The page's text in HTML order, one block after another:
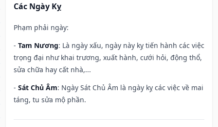
Các Ngày Kỵ
Phạm phải ngày:
- Tam Nương: Là ngày xấu, ngày này kỵ tiến hành các việc
trọng đại như khai trương, xuất hành, cưới hỏi, động thổ,
sửa chữa hay cất nhà,...
- Sát Chủ Âm: Ngày Sát Chủ Âm là ngày kỵ các việc về mai
táng, tu sửa mộ phần.